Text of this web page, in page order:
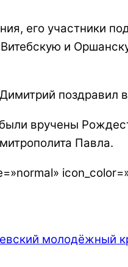
его участники
Витебскую и
вручены
Павла.